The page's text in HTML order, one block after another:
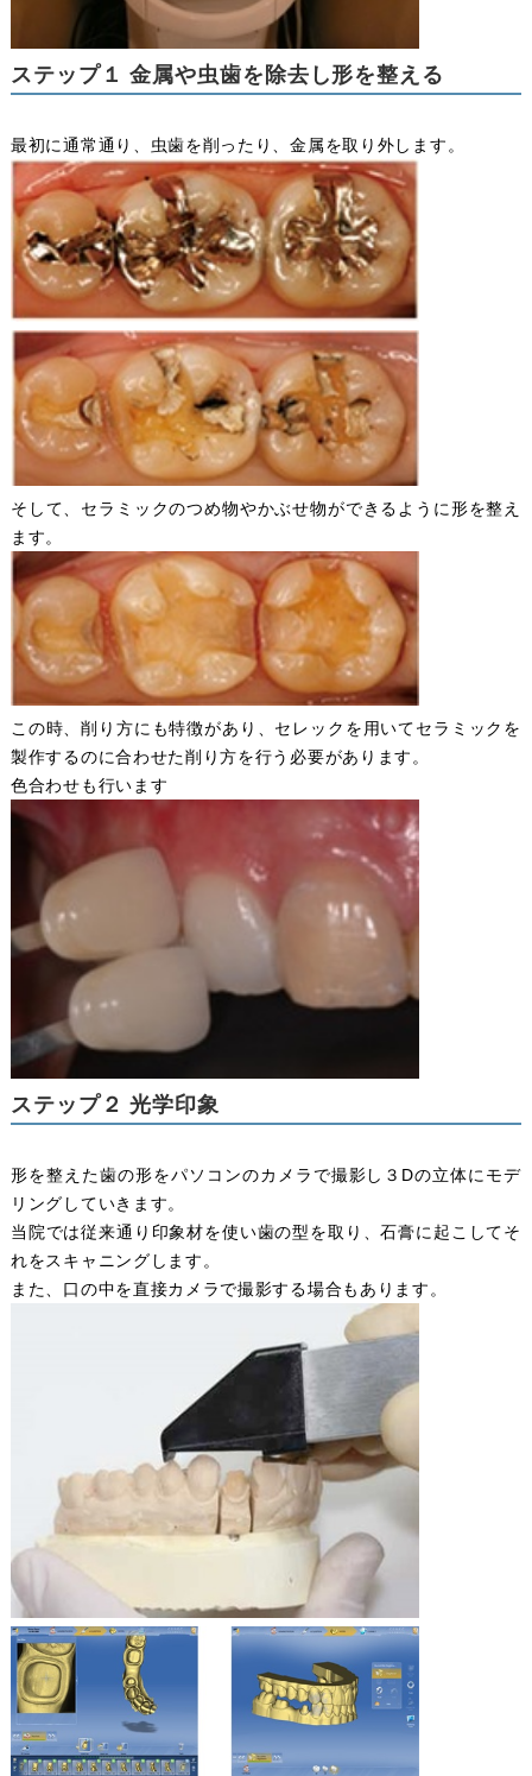
ステップ１ 金属や虫歯を除去し形を整える
最初に通常通り、虫歯を削ったり、金属を取り外します。
そして、セラミックのつめ物やかぶせ物ができるように形を整え
ます。
この時、削り方にも特徴があり、セレックを用いてセラミックを
製作するのに合わせた削り方を行う必要があります。
色合わせも行います
ステップ２ 光学印象
形を整えた歯の形をパソコンのカメラで撮影し３Dの立体にモデ
リングしていきます。
当院では従来通り印象材を使い歯の型を取り、石膏に起こしてそ
れをスキャニングします。
また、口の中を直接カメラで撮影する場合もあります。